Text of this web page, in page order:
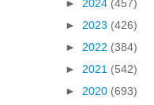
► 2024 (457)
► 2023 (426)
► 2022 (384)
► 2021 (542)
► 2020 (693)